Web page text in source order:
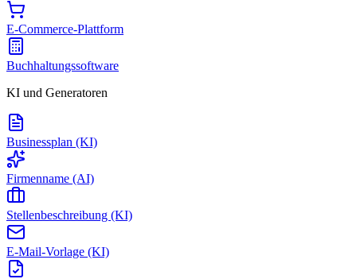
E-Commerce-Plattform
Buchhaltungssoftware
KI und Generatoren
Businessplan (KI)
Firmenname (AI)
Stellenbeschreibung (KI)
E-Mail-Vorlage (KI)